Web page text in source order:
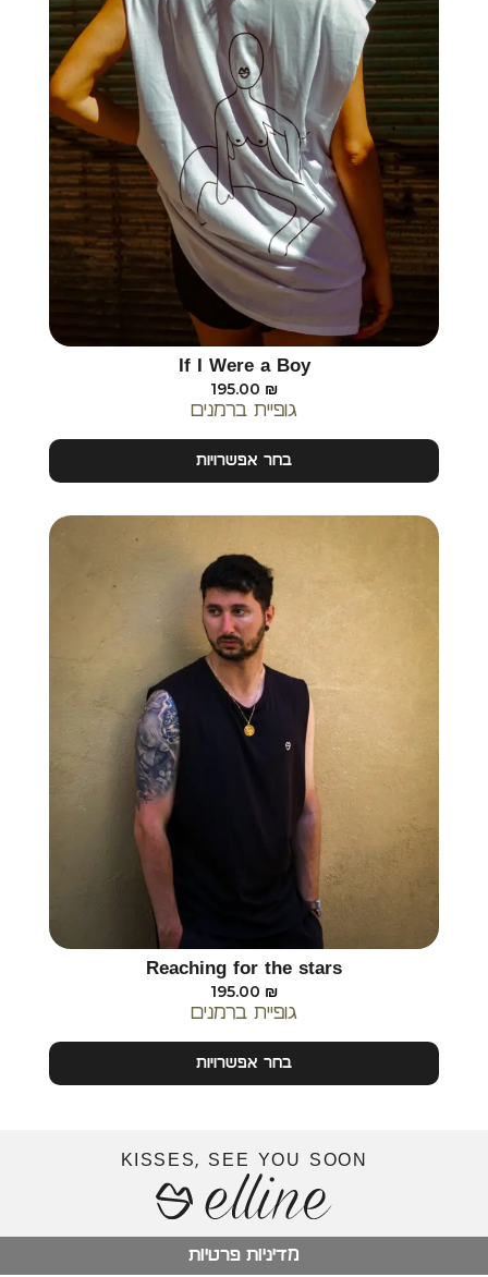
If I Were a Boy
195.00 ₪
בחר אפשרויות
גופיית ברמנים
Reaching for the stars
195.00 ₪
בחר אפשרויות
גופיית ברמנים
KISSES, SEE YOU SOON
מדיניות פרטיות